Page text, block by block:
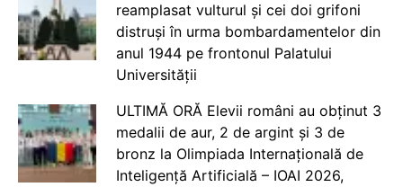
reamplasat vulturul și cei doi grifoni
distruși în urma bombardamentelor din
anul 1944 pe frontonul Palatului
Universității
ULTIMĂ ORĂ Elevii români au obținut 3
medalii de aur, 2 de argint și 3 de
bronz la Olimpiada Internațională de
Inteligență Artificială – IOAI 2026,